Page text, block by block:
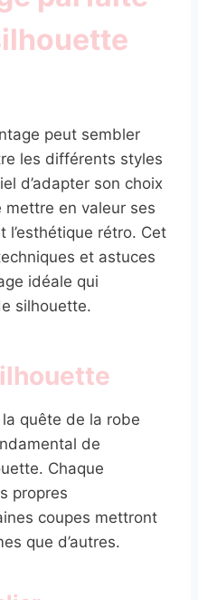
peut sembler
les différents styles
d’adapter son choix
mettre en valeur ses
rétro. Cet
et astuces
idéale qui
silhouette.
quête de la robe
de
Chaque
propres
coupes mettront
que d’autres.